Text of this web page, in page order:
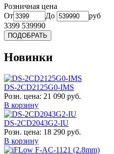
Розничная цена
От
До
руб
3399 539990
Новинки
DS-2CD2125G0-IMS
Розн. цена: 21 090 руб.
В корзину
DS-2CD2043G2-IU
Розн. цена: 18 290 руб.
В корзину